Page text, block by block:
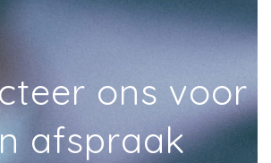
ons voor
afspraak